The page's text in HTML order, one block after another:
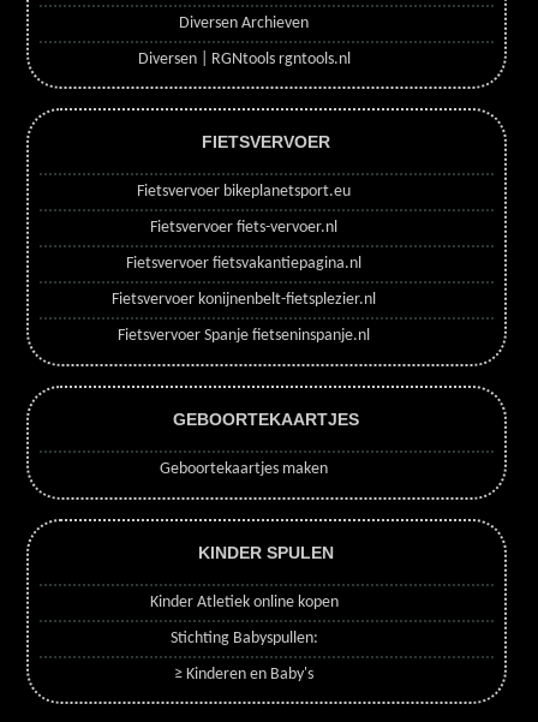
Diversen Archieven
Diversen | RGNtools rgntools.nl
FIETSVERVOER
Fietsvervoer bikeplanetsport.eu
Fietsvervoer fiets-vervoer.nl
Fietsvervoer fietsvakantiepagina.nl
Fietsvervoer konijnenbelt-fietsplezier.nl
Fietsvervoer Spanje fietseninspanje.nl
GEBOORTEKAARTJES
Geboortekaartjes maken
KINDER SPULEN
Kinder Atletiek online kopen
Stichting Babyspullen:
≥ Kinderen en Baby's